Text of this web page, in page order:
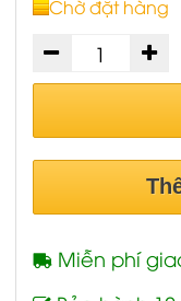
Chờ đặt hàng
Miễn phí